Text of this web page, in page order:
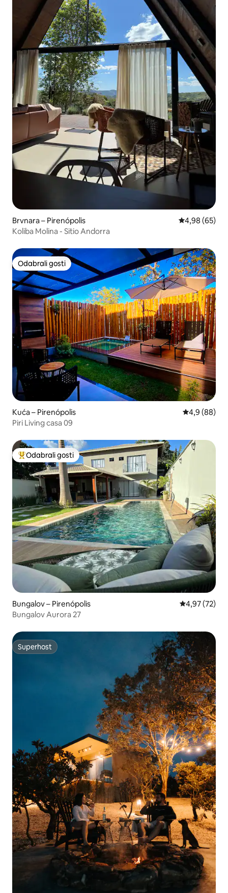
Brvnara – Pirenópolis Prosječna
4,98 (65)
Koliba Molina - Sitio Andorra
Odabrali gosti
Odabrali gosti
Kuća – Pirenópolis Prosječna
4,9 (88)
Piri Living casa 09
Među najviše rangiranima s oznakom „Odabrali gosti”
Odabrali gosti
Bungalov – Pirenópolis Prosječna
4,97 (72)
Bungalov Aurora 27
Superhost
Superhost